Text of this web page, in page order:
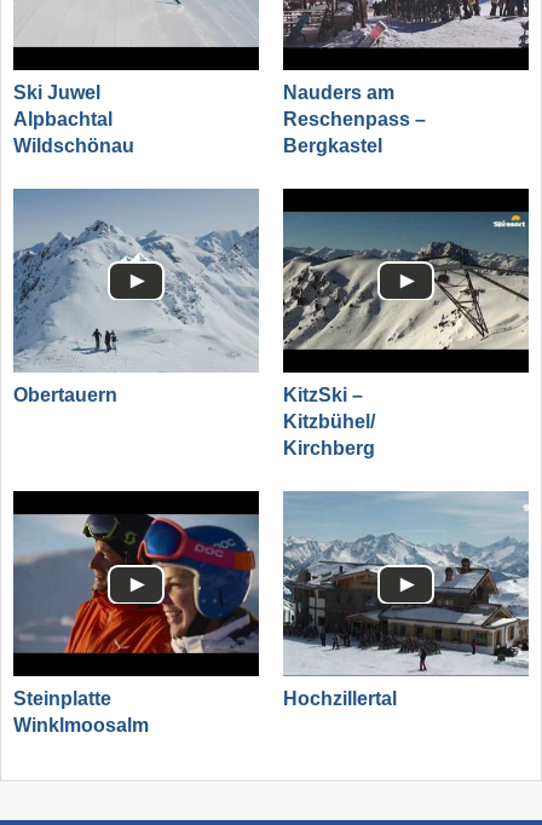
Ski Juwel
Alpbachtal
Wildschönau
Nauders am
Reschenpass –
Bergkastel
Obertauern
KitzSki –
Kitzbühel/​
Kirchberg
Steinplatte
Winklmoosalm
Hochzillertal